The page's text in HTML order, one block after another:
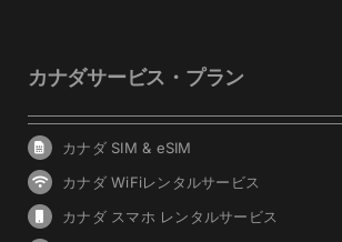
カナダサービス・プラン
カナダ SIM & eSIM
カナダ WiFiレンタルサービス
カナダ スマホ レンタルサービス